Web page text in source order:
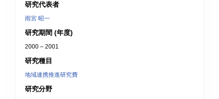
研究代表者
雨宮 昭一
研究期間 (年度)
2000 – 2001
研究種目
地域連携推進研究費
研究分野